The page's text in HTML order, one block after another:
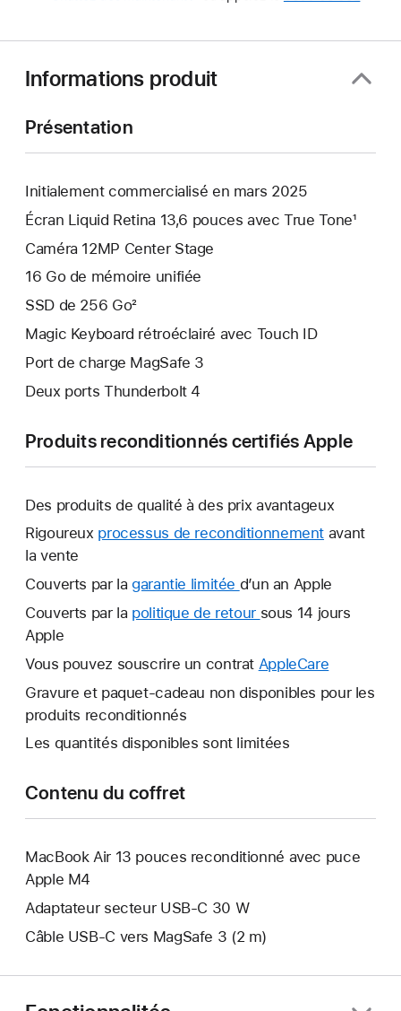
Informations produit
Présentation
Initialement commercialisé en mars 2025
Écran Liquid Retina 13,6 pouces avec True Tone¹
Caméra 12MP Center Stage
16 Go de mémoire unifiée
SSD de 256 Go²
Magic Keyboard rétroéclairé avec Touch ID
Port de charge MagSafe 3
Deux ports Thunderbolt 4
Produits reconditionnés certifiés Apple
Des produits de qualité à des prix avantageux
Rigoureux processus de reconditionnement avant
la vente
Couverts par la garantie limitée Une
nouvelle
d’un an Apple
Couverts par la politique de retour Une
fenêtre
sous 14 jours
Apple
Vous pouvez souscrire un contrat AppleCare
nouvelle
Gravure et paquet-cadeau non disponibles pour les
produits reconditionnés
Les quantités disponibles sont limitées
Contenu du coffret
MacBook Air 13 pouces reconditionné avec puce
Apple M4
Adaptateur secteur USB‑C 30 W
Câble USB-C vers MagSafe 3 (2 m)